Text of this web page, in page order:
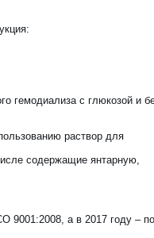
гемодиализа с глюкозой и
раствор для
содержащие янтарную,
9001:2008, а в 2017 году – по